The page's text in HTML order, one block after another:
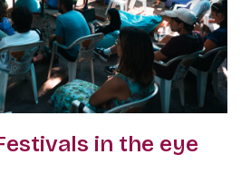
in the eye